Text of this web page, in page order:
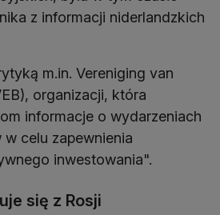
z informacji niderlandzkich
m.in. Vereniging van
organizacji, która
informacje o wydarzeniach
celu zapewnienia
inwestowania".
się z Rosji